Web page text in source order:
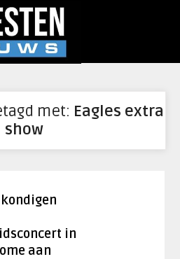
met: Eagles extra
show
in
aan